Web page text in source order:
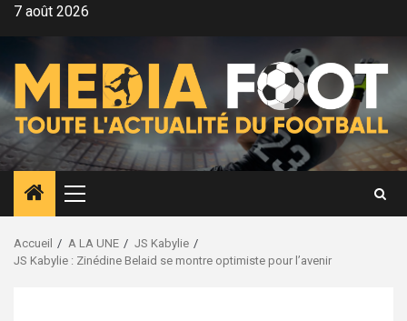
Aller7 août 2026
Menu
principal
Accueil A LA UNE
JS Kabylie
JS Kabylie : Zinédine Belaid se montre optimiste pour l’avenir